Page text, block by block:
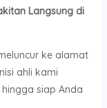
Langsung di
ke alamat
ahli kami
siap Anda